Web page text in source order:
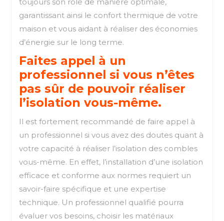
garantissant ainsi le confort thermique de votre
maison et vous aidant à réaliser des économies
d’énergie sur le long terme.
Faites appel à un
professionnel si vous n’êtes
pas sûr de pouvoir réaliser
l’isolation vous-même.
Il est fortement recommandé de faire appel à
un professionnel si vous avez des doutes quant à
votre capacité à réaliser l’isolation des combles
vous-même. En effet, l’installation d’une isolation
efficace et conforme aux normes requiert un
savoir-faire spécifique et une expertise
technique. Un professionnel qualifié pourra
évaluer vos besoins, choisir les matériaux